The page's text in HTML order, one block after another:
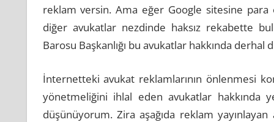
reklam versin. Ama eğer Google sitesine para
diğer avukatlar nezdinde haksız rekabette
Barosu Başkanlığı bu avukatlar hakkında derhal
İnternetteki avukat reklamlarının önlenmesi
yönetmeliğini ihlal eden avukatlar hakkında
düşünüyorum. Zira aşağıda reklam yayınlayan